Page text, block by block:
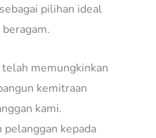
pilihan ideal
memungkinkan
kemitraan
kami.
pelanggan kepada